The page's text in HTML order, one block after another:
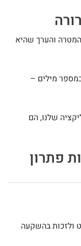
והערך שהיא
מילים –
שלנו, הם
פתרון
ולזכות בהשקעה